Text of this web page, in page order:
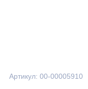
Артикул: 00-00005910